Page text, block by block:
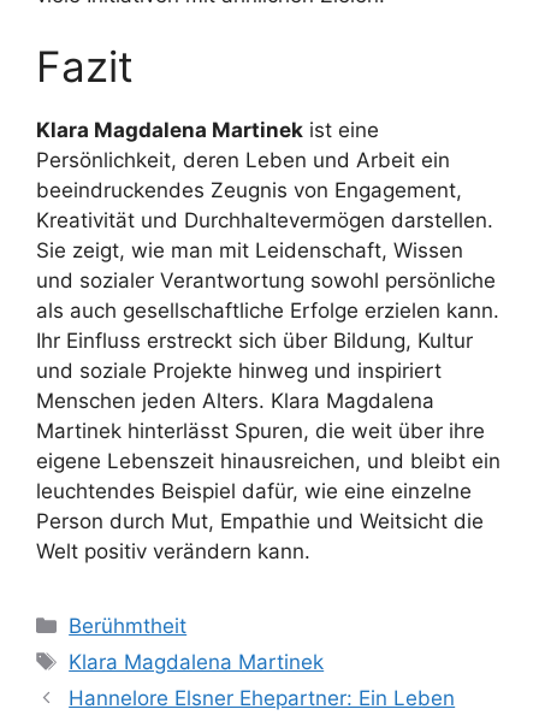
Fazit
Klara Magdalena Martinek ist eine
Persönlichkeit, deren Leben und Arbeit ein
beeindruckendes Zeugnis von Engagement,
Kreativität und Durchhaltevermögen darstellen.
Sie zeigt, wie man mit Leidenschaft, Wissen
und sozialer Verantwortung sowohl persönliche
als auch gesellschaftliche Erfolge erzielen kann.
Ihr Einfluss erstreckt sich über Bildung, Kultur
und soziale Projekte hinweg und inspiriert
Menschen jeden Alters. Klara Magdalena
Martinek hinterlässt Spuren, die weit über ihre
eigene Lebenszeit hinausreichen, und bleibt ein
leuchtendes Beispiel dafür, wie eine einzelne
Person durch Mut, Empathie und Weitsicht die
Welt positiv verändern kann.
Categories
Berühmtheit
Tags
Klara Magdalena Martinek
Hannelore Elsner Ehepartner: Ein Leben